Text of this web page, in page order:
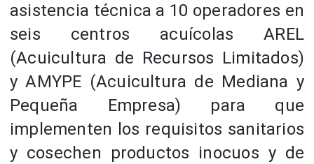
asistencia técnica a 10 operadores en
seis centros acuícolas AREL
(Acuicultura de Recursos Limitados)
y AMYPE (Acuicultura de Mediana y
Pequeña Empresa) para que
implementen los requisitos sanitarios
y cosechen productos inocuos y de